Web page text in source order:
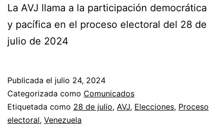
La AVJ llama a la participación democrática
y pacífica en el proceso electoral del 28 de
julio de 2024
Publicada el julio 24, 2024
Categorizada como Comunicados
Etiquetada como 28 de julio, AVJ, Elecciones, Proceso
electoral, Venezuela